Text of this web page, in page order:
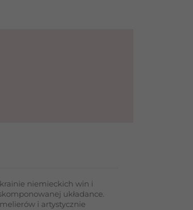
niemieckich win i
układance.
i artystycznie